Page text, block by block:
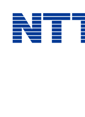
content